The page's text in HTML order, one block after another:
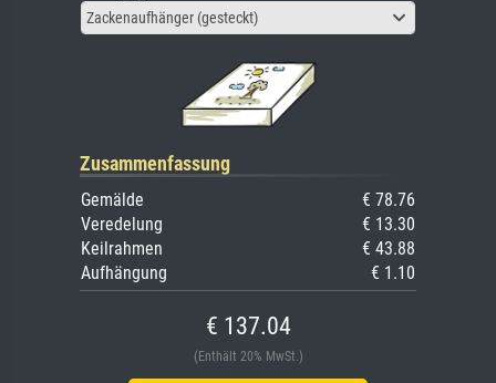
Zackenaufhänger (gesteckt)
Zusammenfassung
Gemälde
€ 78.76
Veredelung
€ 13.30
Keilrahmen
€ 43.88
Aufhängung
€ 1.10
€ 137.04
(Enthält 20% MwSt.)